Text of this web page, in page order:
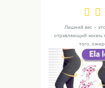
Лишний вес –
отравляющий жизнь
того,